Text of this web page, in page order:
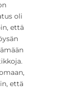
oli
että
että